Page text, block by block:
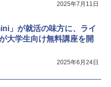
2025年7月11日
」が就活の味方に、ライ
大学生向け無料講座を開
2025年6月24日